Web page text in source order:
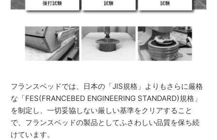
フランスベッドでは、日本の「JIS規格」よりもさらに厳格
な「FES(FRANCEBED ENGINEERING STANDARD)規格」
を制定し、一切妥協しない厳しい基準をクリアすること
で、フランスベッドの製品としてふさわしい品質を保ち続
けています。